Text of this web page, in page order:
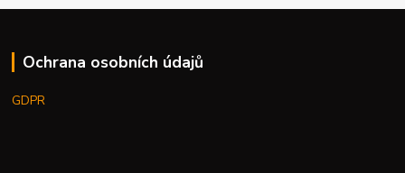
Ochrana osobních údajů
GDPR